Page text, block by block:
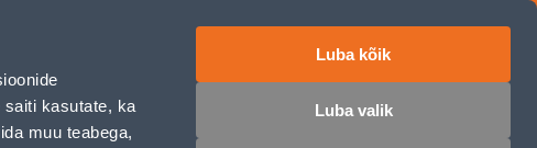
kasutate, ka
muu teabega,
Luba kõik
Luba valik
о работе